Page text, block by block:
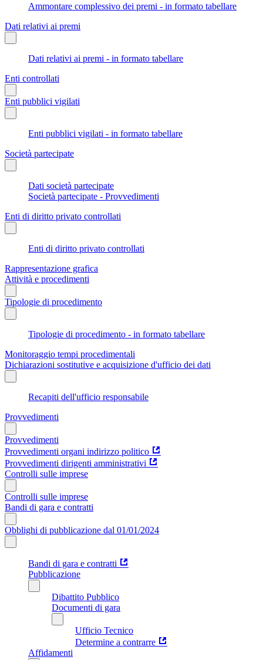
Ammontare complessivo dei premi - in formato tabellare
Dati relativi ai premi
Dati relativi ai premi - in formato tabellare
Enti controllati
Enti pubblici vigilati
Enti pubblici vigilati - in formato tabellare
Società partecipate
Dati società partecipate
Società partecipate - Provvedimenti
Enti di diritto privato controllati
Enti di diritto privato controllati
Rappresentazione grafica
Attività e procedimenti
Tipologie di procedimento
Tipologie di procedimento - in formato tabellare
Monitoraggio tempi procedimentali
Dichiarazioni sostitutive e acquisizione d'ufficio dei dati
Recapiti dell'ufficio responsabile
Provvedimenti
Provvedimenti
Provvedimenti organi indirizzo politico
Provvedimenti dirigenti amministrativi
Controlli sulle imprese
Controlli sulle imprese
Bandi di gara e contratti
Obblighi di pubblicazione dal 01/01/2024
Bandi di gara e contratti
Pubblicazione
Dibattito Pubblico
Documenti di gara
Ufficio Tecnico
Determine a contrarre
Affidamenti